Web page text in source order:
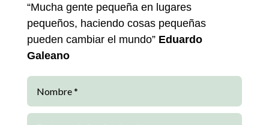
“Mucha gente pequeña en lugares
pequeños, haciendo cosas pequeñas
pueden cambiar el mundo” Eduardo
Galeano